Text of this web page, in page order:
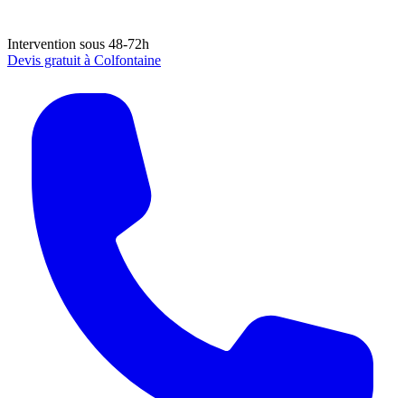
Intervention sous 48-72h
Devis gratuit à Colfontaine